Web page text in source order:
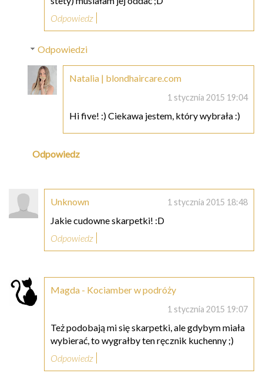
Odpowiedz
Odpowiedzi
Natalia | blondhaircare.com
1 stycznia 2015 19:04
Hi five! :) Ciekawa jestem, który wybrała :)
Odpowiedz
Unknown 1 stycznia 2015 18:48
Jakie cudowne skarpetki! :D
Odpowiedz
Magda - Kociamber w podróży
1 stycznia 2015 19:07
Też podobają mi się skarpetki, ale gdybym miała
wybierać, to wygrałby ten ręcznik kuchenny ;)
Odpowiedz